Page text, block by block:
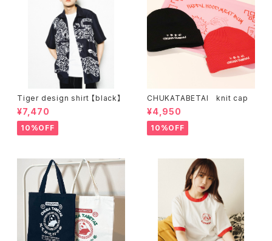
Tiger design shirt 【black】
¥7,470
10%OFF
CHUKATABETAI knit cap
¥4,950
10%OFF